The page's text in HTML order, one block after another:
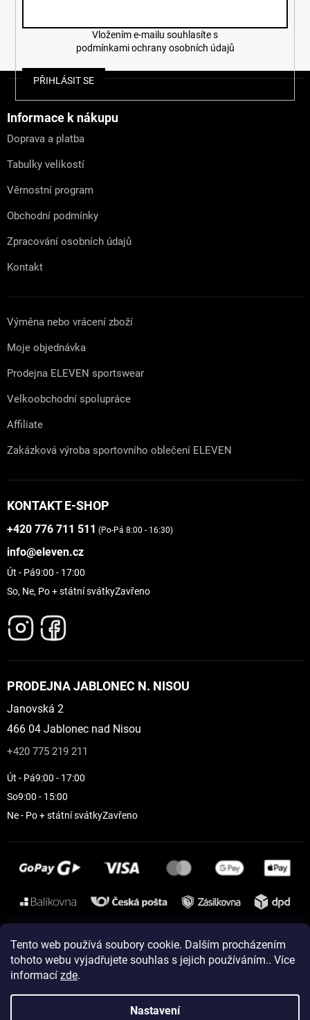
Tento web používá soubory cookie. Dalším procházením
tohoto webu vyjadřujete souhlas s jejich používáním.. Více
informací zde.
Nastavení
podmínkami ochrany osobních údajů
PŘIHLÁSIT SE
Informace k nákupu
Doprava a platba
Tabulky velikostí
Věrnostní program
Obchodní podmínky
Zpracování osobních údajů
Kontakt
Výměna nebo vrácení zboží
Moje objednávka
Prodejna ELEVEN sportswear
Velkoobchodní spolupráce
Affiliate
Zakázková výroba sportovního oblečení ELEVEN
KONTAKT E-SHOP
+420 776 711 511 (Po-Pá 8:00 - 16:30)
info@eleven.cz
Út - Pá9:00 - 17:00
So, Ne, Po + státní svátkyZavřeno
PRODEJNA JABLONEC N. NISOU
Janovská 2
466 04 Jablonec nad Nisou
+420 775 219 211
Út - Pá9:00 - 17:00
So9:00 - 15:00
Ne - Po + státní svátkyZavřeno
Instagram
Vytvořil Shoptet